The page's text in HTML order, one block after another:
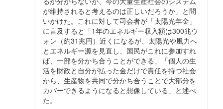
が維持されると考えるのは正しいだろうか」と問
いかけた。これに対して司会者が「太陽光年金」
に言及すると「1年のエネルギー収入額は300兆ウ
ォン（約31兆円）近くになるが、太陽光や風力へ
とエネルギー源を見直し、国民がこれに参加すれ
ば、一部を分かち合うことができる」「個人の生
活を財政と自分が払った金だけで責任を持つ社会
から、生産物を共同で分かち合うことで大部分を
カバーできるようになると想像している」と述べ
た。